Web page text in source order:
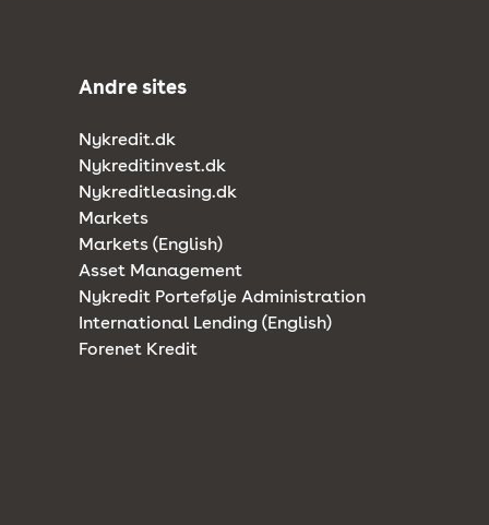
Andre sites
Nykredit.dk
Nykreditinvest.dk
Nykreditleasing.dk
Markets
Markets (English)
Asset Management
Nykredit Portefølje Administration
International Lending (English)
Forenet Kredit